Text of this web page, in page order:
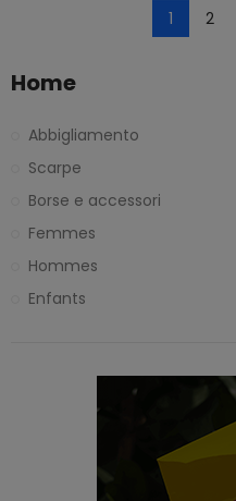
1 2
Home
Abbigliamento
Scarpe
Borse e accessori
Femmes
Hommes
Enfants